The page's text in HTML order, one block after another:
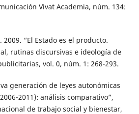
Vivat Academia, núm. 134:
2009. “El Estado es el producto.
rutinas discursivas e ideología de
vol. 0, núm. 1: 268-293.
generación de leyes autonómicas
2011): análisis comparativo”,
de trabajo social y bienestar,